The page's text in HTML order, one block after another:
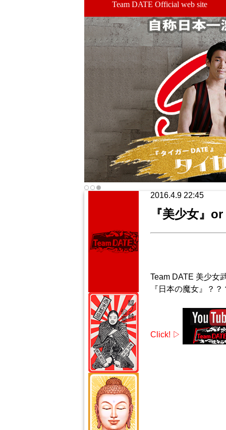
Team DATE Official web site
2016.4.9 22:45
『美少女』
Team DATE 美少女
『日本の魔女』？？
Click! ▷